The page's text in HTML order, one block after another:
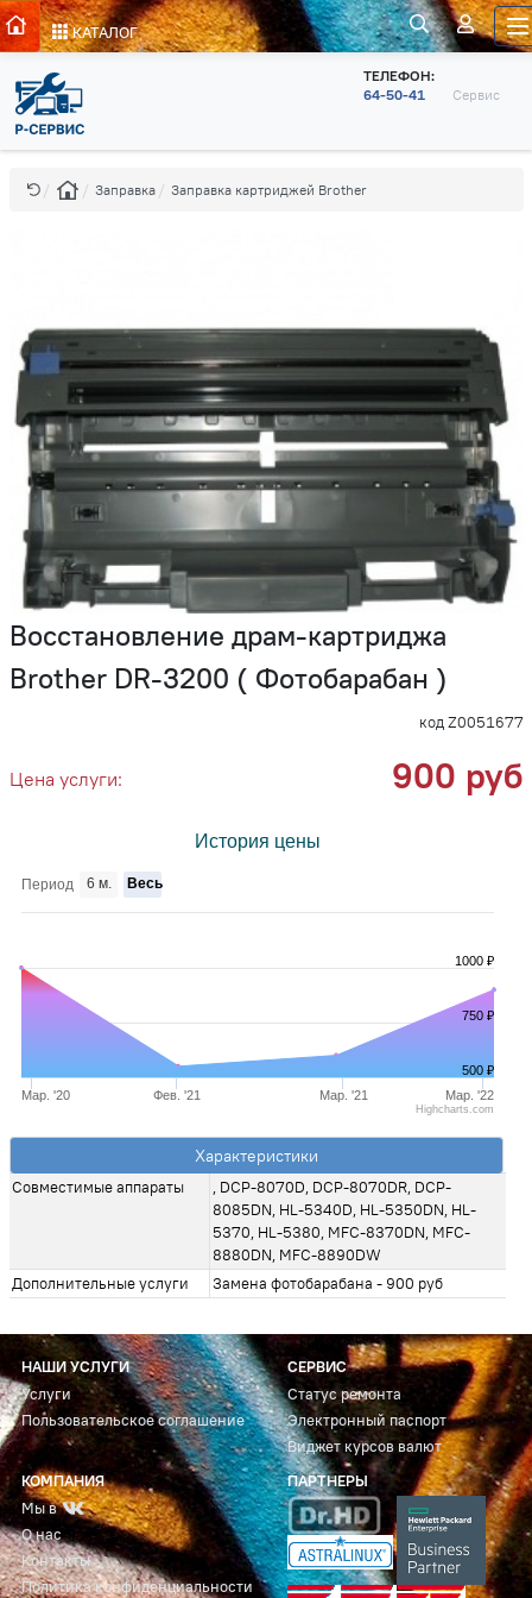
КАТАЛОГ
ТЕЛЕФОН:
64-50-41
Сервис
Заправка Заправка картриджей Brother
Восстановление драм-картриджа
Brother DR-3200 ( Фотобарабан )
код Z0051677
Цена услуги: 900 руб
История цены
Мар. '20 Фев. '21 Мар. '21 Мар. '22
1000 ₽
500 ₽
750 ₽
Период 6 м. Весь
Highcharts.com
Характеристики
Совместимые аппараты
, DCP-8070D, DCP-8070DR, DCP-
8085DN, HL-5340D, HL-5350DN, HL-
5370, HL-5380, MFC-8370DN, MFC-
8880DN, MFC-8890DW
Дополнительные услуги
Замена фотобарабана - 900 руб
НАШИ УСЛУГИ
Услуги
Пользовательское соглашение
СЕРВИС
Статус ремонта
Электронный паспорт
Виджет курсов валют
КОМПАНИЯ
Мы в
О нас
Контакты
Политика конфиденциальности
ПАРТНЕРЫ